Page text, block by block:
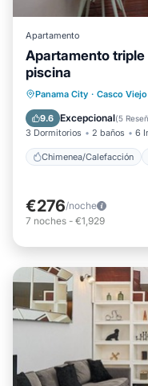
Apartamento
Apartamento
piscina
Panama City · Casco Viejo
9.6 Excepcional(5
3 Dormitorios 2 baños 6
Chimenea/Calefacción
Chimenea/
Balcón/Terraza
€276/noche
7 noches - €1,929